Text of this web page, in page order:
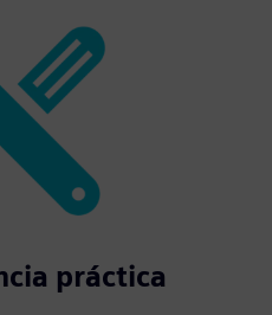
práctica